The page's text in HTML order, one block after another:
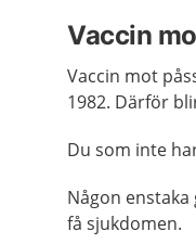
Vaccin
Vaccin mot
1982. Därför
Du som inte
Någon
få sjukdomen.